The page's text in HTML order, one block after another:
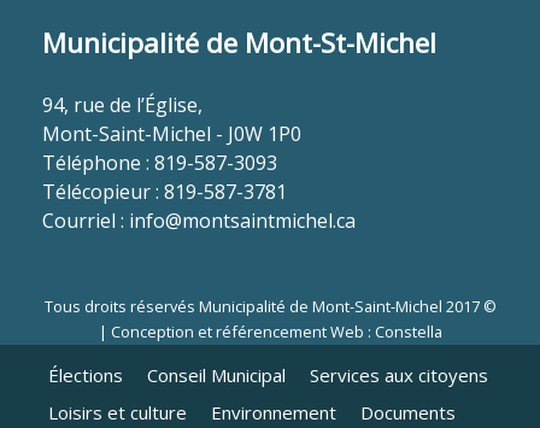
Municipalité de Mont-St-Michel
94, rue de l’Église,
Mont-Saint-Michel - J0W 1P0
Téléphone : 819-587-3093
Télécopieur : 819-587-3781
Courriel : info@montsaintmichel.ca
Tous droits réservés Municipalité de Mont-Saint-Michel 2017 ©
| Conception et référencement Web : Constella
Élections Conseil Municipal
Services aux citoyens
Loisirs et culture
Environnement Documents